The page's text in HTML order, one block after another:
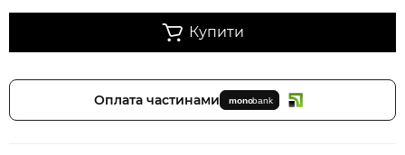
Купити
Оплата частинами